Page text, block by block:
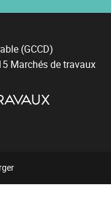
(GCCD)
Marchés de travaux